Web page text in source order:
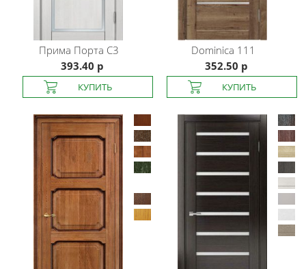
Прима Порта С3
393.40 р
Dominica 111
352.50 р